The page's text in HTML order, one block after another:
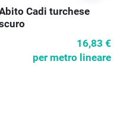
Cadi turchese
16,83 €
per metro lineare